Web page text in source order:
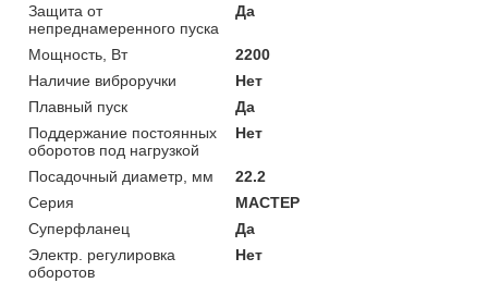
Защита от
непреднамеренного пуска
Да
Мощность, Вт
2200
Наличие виброручки
Нет
Плавный пуск
Да
Поддержание постоянных
оборотов под нагрузкой
Нет
Посадочный диаметр, мм
22.2
Серия
МАСТЕР
Суперфланец
Да
Электр. регулировка
оборотов
Нет